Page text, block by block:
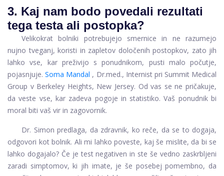
3. Kaj nam bodo povedali rezultati
tega testa ali postopka?
Velikokrat bolniki potrebujejo smernice in ne razumejo
nujno tveganj, koristi in zapletov določenih postopkov, zato jih
lahko vse, kar preživijo s ponudnikom, pusti malo počutje,
pojasnjuje. Soma Mandal , Dr.med., Internist pri Summit Medical
Group v Berkeley Heights, New Jersey. Od vas se ne pričakuje,
da veste vse, kar zadeva pogoje in statistiko. Vaš ponudnik bi
moral biti vaš vir in zagovornik.
Dr. Simon predlaga, da zdravnik, ko reče, da se to dogaja,
odgovori kot bolnik. Ali mi lahko poveste, kaj še mislite, da bi se
lahko dogajalo? Če je test negativen in ste še vedno zaskrbljeni
zaradi simptomov, ki jih imate, je še posebej pomembno, da